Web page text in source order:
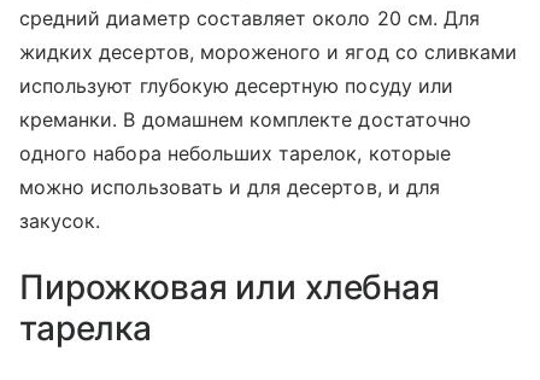
средний диаметр составляет около 20 см. Для
жидких десертов, мороженого и ягод со сливками
используют глубокую десертную посуду или
креманки. В домашнем комплекте достаточно
одного набора небольших тарелок, которые
можно использовать и для десертов, и для
закусок.
Пирожковая или хлебная
тарелка